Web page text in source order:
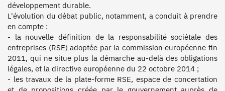
développement durable.
L'évolution du débat public, notamment, a conduit à prendre
en compte :
- la nouvelle définition de la responsabilité sociétale des
entreprises (RSE) adoptée par la commission européenne fin
2011, qui ne situe plus la démarche au-delà des obligations
légales, et la directive européenne du 22 octobre 2014 ;
- les travaux de la plate-forme RSE, espace de concertation